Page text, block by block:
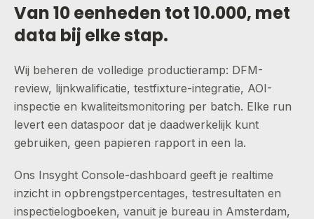
Van 10 eenheden tot 10.000, met
data bij elke stap.
Wij beheren de volledige productieramp: DFM-
review, lijnkwalificatie, testfixture-integratie, AOI-
inspectie en kwaliteitsmonitoring per batch. Elke run
levert een dataspoor dat je daadwerkelijk kunt
gebruiken, geen papieren rapport in een la.
Ons Insyght Console-dashboard geeft je realtime
inzicht in opbrengstpercentages, testresultaten en
inspectielogboeken, vanuit je bureau in Amsterdam,